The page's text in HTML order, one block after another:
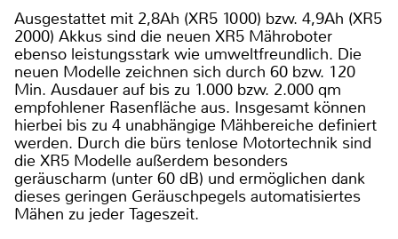
Ausgestattet mit 2,8Ah (XR5 1000) bzw. 4,9Ah (XR5
2000) Akkus sind die neuen XR5 Mähroboter
ebenso leistungsstark wie umweltfreundlich. Die
neuen Modelle zeichnen sich durch 60 bzw. 120
Min. Ausdauer auf bis zu 1.000 bzw. 2.000 qm
empfohlener Rasenfläche aus. Insgesamt können
hierbei bis zu 4 unabhängige Mähbereiche definiert
werden. Durch die bürs tenlose Motortechnik sind
die XR5 Modelle außerdem besonders
geräuscharm (unter 60 dB) und ermöglichen dank
dieses geringen Geräuschpegels automatisiertes
Mähen zu jeder Tageszeit.